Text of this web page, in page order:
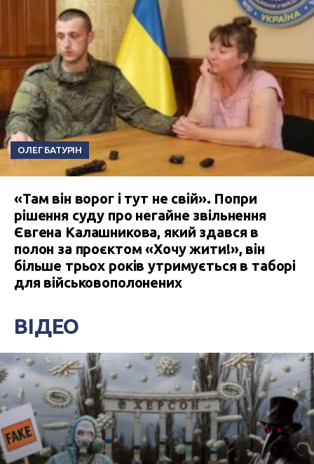
ОЛЕГ БАТУРІН
«Там він ворог і тут не свій». Попри
рішення суду про негайне звільнення
Євгена Калашникова, який здався в
полон за проєктом «Хочу жити!», він
більше трьох років утримується в таборі
для військовополонених
ВІДЕО